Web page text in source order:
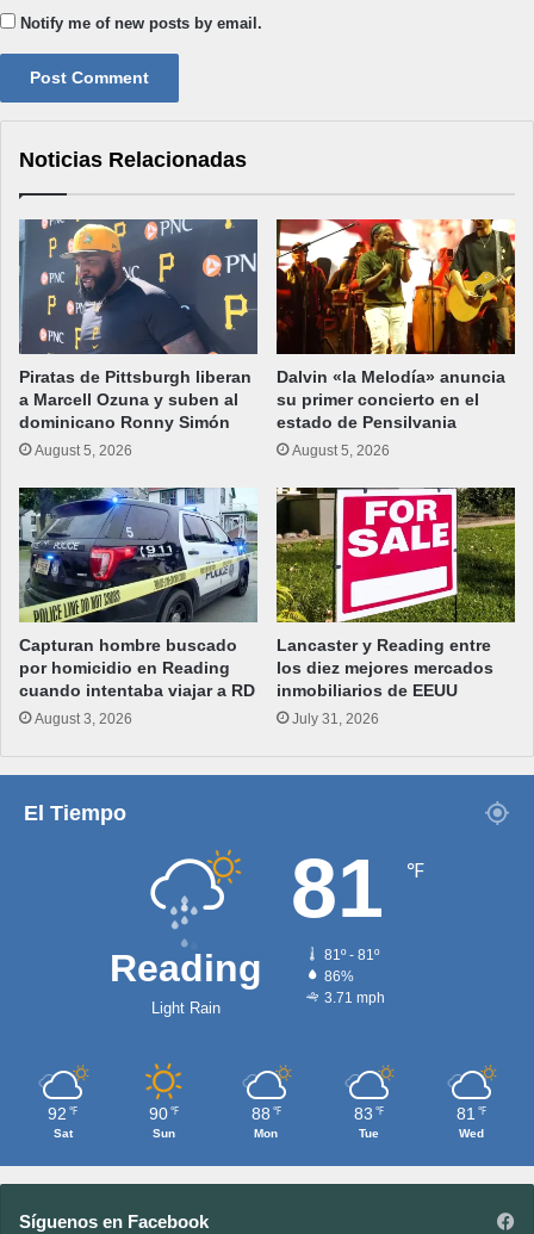
Notify me of new posts by email.
Noticias Relacionadas
Piratas de Pittsburgh liberan
a Marcell Ozuna y suben al
dominicano Ronny Simón
August 5, 2026
Dalvin «la Melodía» anuncia
su primer concierto en el
estado de Pensilvania
August 5, 2026
Capturan hombre buscado
por homicidio en Reading
cuando intentaba viajar a RD
August 3, 2026
Lancaster y Reading entre
los diez mejores mercados
inmobiliarios de EEUU
July 31, 2026
El Tiempo
Reading
Light Rain
81 ℉
81º - 81º
86%
3.71 mph
92 ℉
Sat
90 ℉
Sun
88 ℉
Mon
83 ℉
Tue
81 ℉
Wed
Síguenos en Facebook